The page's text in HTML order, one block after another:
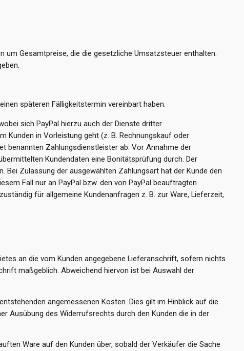
um Gesamtpreise, die die gesetzliche Umsatzsteuer enthalten.
späteren Fälligkeitstermin vereinbart haben.
sich PayPal hierzu auch der Dienste dritter
Kunden in Vorleistung geht (z. B. Rechnungskauf oder
benannten Zahlungsdienstleister ab. Vor Annahme der
Kundendaten eine Bonitätsprüfung durch. Der
Bei Zulassung der ausgewählten Zahlungsart hat der Kunde den
Fall nur an PayPal bzw. den von PayPal beauftragten
für allgemeine Kundenanfragen z. B. zur Ware, Lieferzeit,
an die vom Kunden angegebene Lieferanschrift, sofern nichts
maßgeblich. Abweichend hiervon ist bei Auswahl der
angemessenen Kosten. Dies gilt im Hinblick auf die
Ausübung des Widerrufsrechts durch den Kunden die in der
Ware auf den Kunden über, sobald der Verkäufer die Sache